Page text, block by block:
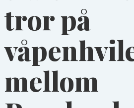
tror på
mellom